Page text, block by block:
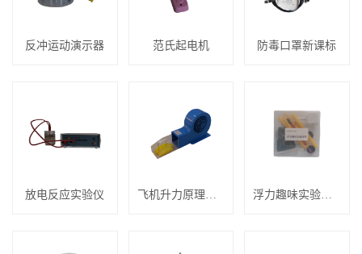
反冲运动演示器 范氏起电机 防毒口罩新课标
放电反应实验仪 飞机升力原理演示器 浮力趣味实验材料